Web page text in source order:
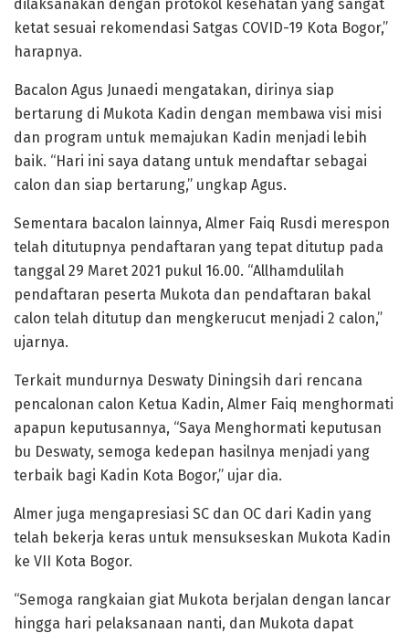
dilaksanakan dengan protokol kesehatan yang sangat
ketat sesuai rekomendasi Satgas COVID-19 Kota Bogor,”
harapnya.
Bacalon Agus Junaedi mengatakan, dirinya siap
bertarung di Mukota Kadin dengan membawa visi misi
dan program untuk memajukan Kadin menjadi lebih
baik. “Hari ini saya datang untuk mendaftar sebagai
calon dan siap bertarung,” ungkap Agus.
Sementara bacalon lainnya, Almer Faiq Rusdi merespon
telah ditutupnya pendaftaran yang tepat ditutup pada
tanggal 29 Maret 2021 pukul 16.00. “Allhamdulilah
pendaftaran peserta Mukota dan pendaftaran bakal
calon telah ditutup dan mengkerucut menjadi 2 calon,”
ujarnya.
Terkait mundurnya Deswaty Diningsih dari rencana
pencalonan calon Ketua Kadin, Almer Faiq menghormati
apapun keputusannya, “Saya Menghormati keputusan
bu Deswaty, semoga kedepan hasilnya menjadi yang
terbaik bagi Kadin Kota Bogor,” ujar dia.
Almer juga mengapresiasi SC dan OC dari Kadin yang
telah bekerja keras untuk mensukseskan Mukota Kadin
ke VII Kota Bogor.
“Semoga rangkaian giat Mukota berjalan dengan lancar
hingga hari pelaksanaan nanti, dan Mukota dapat